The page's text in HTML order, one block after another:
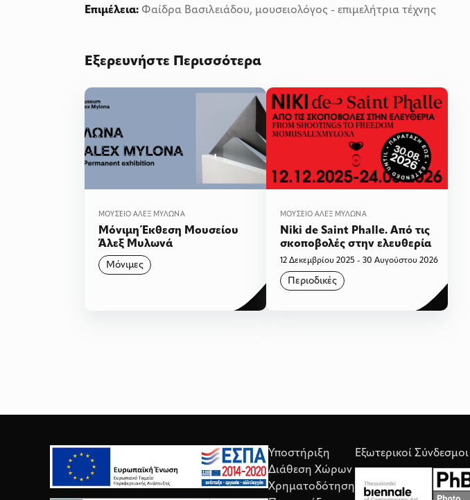
Επιμέλεια: Φαίδρα Βασιλειάδου, μουσειολόγος - επιμελήτρια τέχνης
Εξερευνήστε Περισσότερα
ΜΟΥΣΕΊΟ ΆΛΕΞ ΜΥΛΩΝΆ
Μόνιμη Έκθεση Μουσείου
Άλεξ Μυλωνά
Μόνιμες
ΜΟΥΣΕΊΟ ΆΛΕΞ ΜΥΛΩΝΆ
Niki de Saint Phalle. Από τις
σκοποβολές στην ελευθερία
12 Δεκεμβρίου 2025 - 30 Αυγούστου 2026
Περιοδικές
Υποστήριξη
Διάθεση Χώρων
Χρηματοδότηση
Εξωτερικοί Σύνδεσμοι